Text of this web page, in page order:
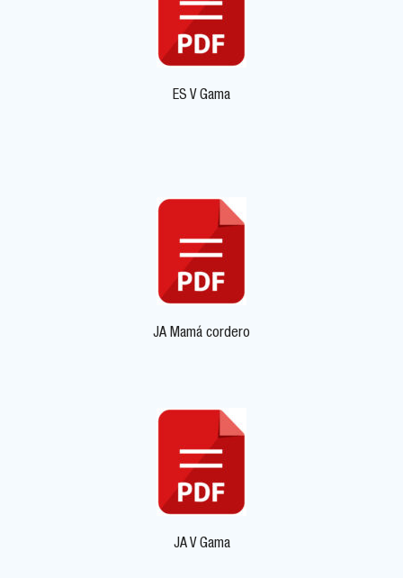
ES V Gama
JA Mamá cordero
JA V Gama